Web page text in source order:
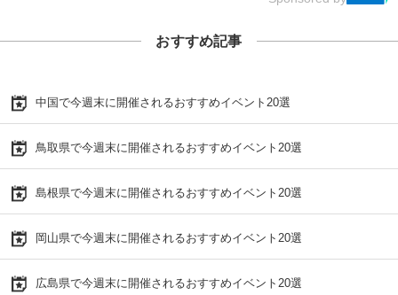
おすすめ記事
中国で今週末に開催されるおすすめイベント20選
鳥取県で今週末に開催されるおすすめイベント20選
島根県で今週末に開催されるおすすめイベント20選
岡山県で今週末に開催されるおすすめイベント20選
広島県で今週末に開催されるおすすめイベント20選